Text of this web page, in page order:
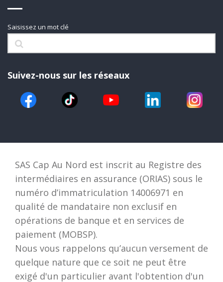
Saisissez un mot clé
Suivez-nous sur les réseaux
SAS Cap Au Nord est inscrit au Registre des
intermédiaires en assurance (ORIAS) sous le
numéro d’immatriculation 14006971 en
qualité de mandataire non exclusif en
opérations de banque et en services de
paiement (MOBSP).
Nous vous rappelons qu’aucun versement de
quelque nature que ce soit ne peut être
exigé d'un particulier avant l'obtention d'un